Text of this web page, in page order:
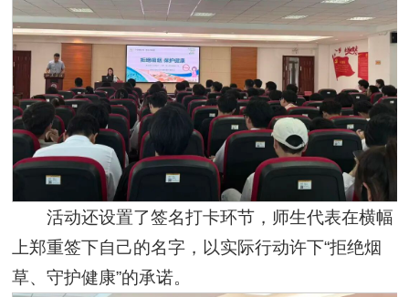
活动还设置了签名打卡环节，师生代表在横幅
上郑重签下自己的名字，以实际行动许下“拒绝烟
草、守护健康”的承诺。